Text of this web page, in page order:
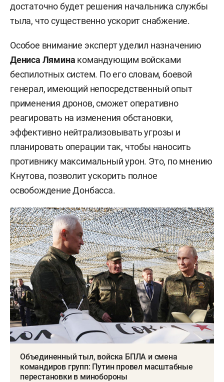
достаточно будет решения начальника службы
тыла, что существенно ускорит снабжение.
Особое внимание эксперт уделил назначению
Дениса Лямина командующим войсками
беспилотных систем. По его словам, боевой
генерал, имеющий непосредственный опыт
применения дронов, сможет оперативно
реагировать на изменения обстановки,
эффективно нейтрализовывать угрозы и
планировать операции так, чтобы наносить
противнику максимальный урон. Это, по мнению
Кнутова, позволит ускорить полное
освобождение Донбасса.
Объединенный тыл, войска БПЛА и смена
командиров групп: Путин провел масштабные
перестановки в минобороны